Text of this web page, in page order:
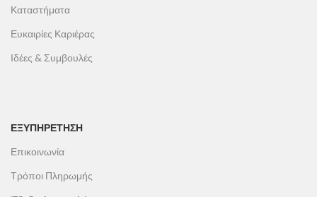
Καταστήματα
Ευκαιρίες Καριέρας
Ιδέες & Συμβουλές
ΕΞΥΠΗΡΕΤΗΣΗ
Επικοινωνία
Τρόποι Πληρωμής